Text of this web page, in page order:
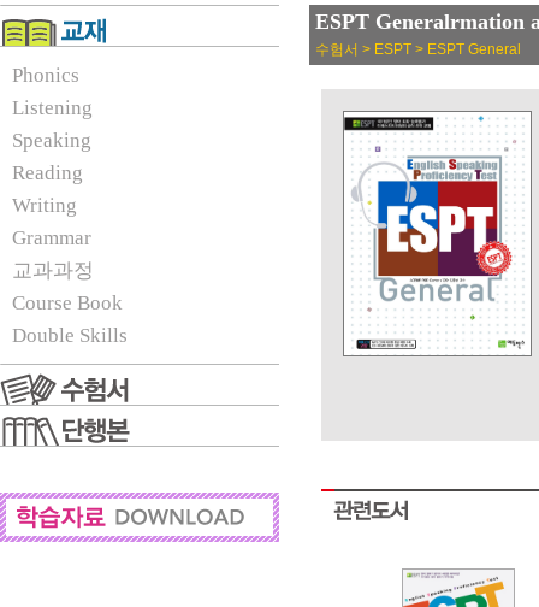
Phonics
Listening
Speaking
Reading
Writing
Grammar
교과과정
Course Book
Double Skills
ESPT Generalrmation
수험서 > ESPT > ESPT General